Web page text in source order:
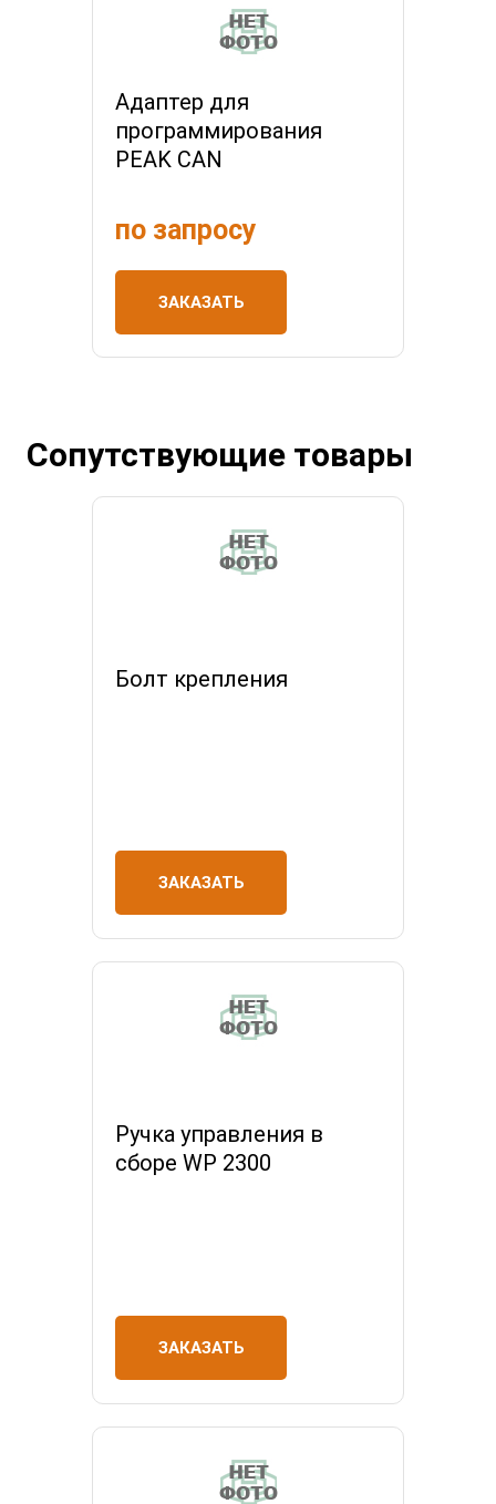
Адаптер для
программирования
PEAK CAN
по запросу
ЗАКАЗАТЬ
Сопутствующие товары
Болт крепления
ЗАКАЗАТЬ
Ручка управления в
сборе WP 2300
ЗАКАЗАТЬ